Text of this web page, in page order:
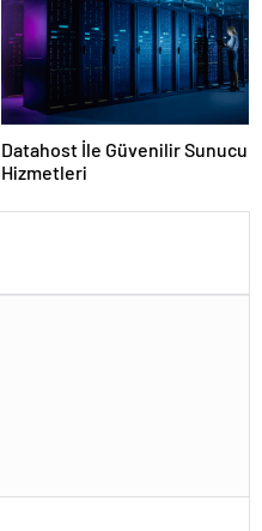
Datahost İle Güvenilir Sunucu
Hizmetleri